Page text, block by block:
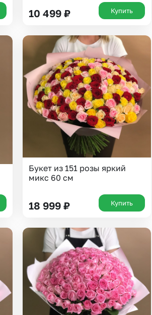
10 499 ₽ Купить
Букет из 151 розы яркий
микс 60 см
18 999 ₽ Купить